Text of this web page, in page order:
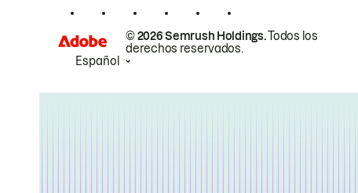
© 2026 Semrush Holdings.Todos los
derechos reservados.
Español